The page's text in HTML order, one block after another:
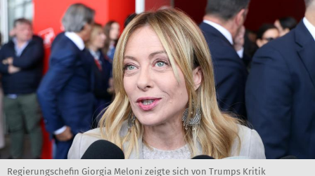
Regierungschefin Giorgia Meloni zeigte sich von Trumps Kritik